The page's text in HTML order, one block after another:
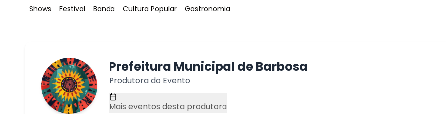
Tag:
Shows Tag:
Festival Tag:
Banda Tag:
Cultura Popular Tag:
Gastronomia
Prefeitura Municipal de Barbosa
Produtora do Evento
Mais eventos desta produtora